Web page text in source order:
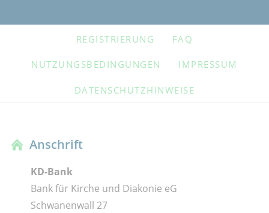
NAVIGATION
REGISTRIERUNG FAQ
NUTZUNGSBEDINGUNGEN IMPRESSUM
DATENSCHUTZHINWEISE
Anschrift
KD-Bank
Bank für Kirche und Diakonie eG
Schwanenwall 27